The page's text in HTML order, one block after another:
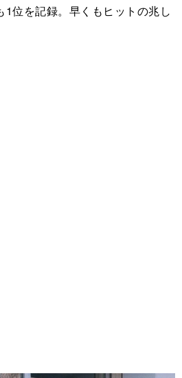
位を記録。早くもヒットの兆し